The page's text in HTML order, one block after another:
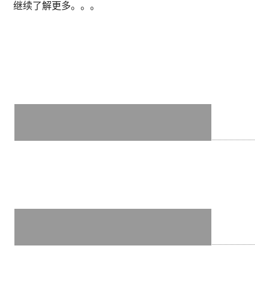
继续了解更多。。。